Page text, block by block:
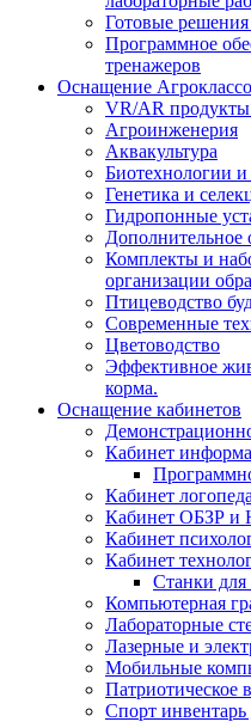
Готовые
Программное
тренажеров
Оснащение
VR/AR продукты
Агроинженерия
Аквакультура
Биотехнологии
Генетика и
Гидропонные
Дополнительное
Комплекты и
организации
Птицеводство
Современные
Цветоводство
Эффективное
корма.
Оснащение кабинетов
Кабинет
Кабинет логопеда
Кабинет ОБЗР
Кабинет
Кабинет
Станки для
Компьютерная
Лабораторные
Лазерные и
Мобильные
Патриотическое
Спорт инвентарь